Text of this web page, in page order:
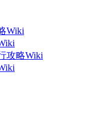
Wiki
攻略Wiki